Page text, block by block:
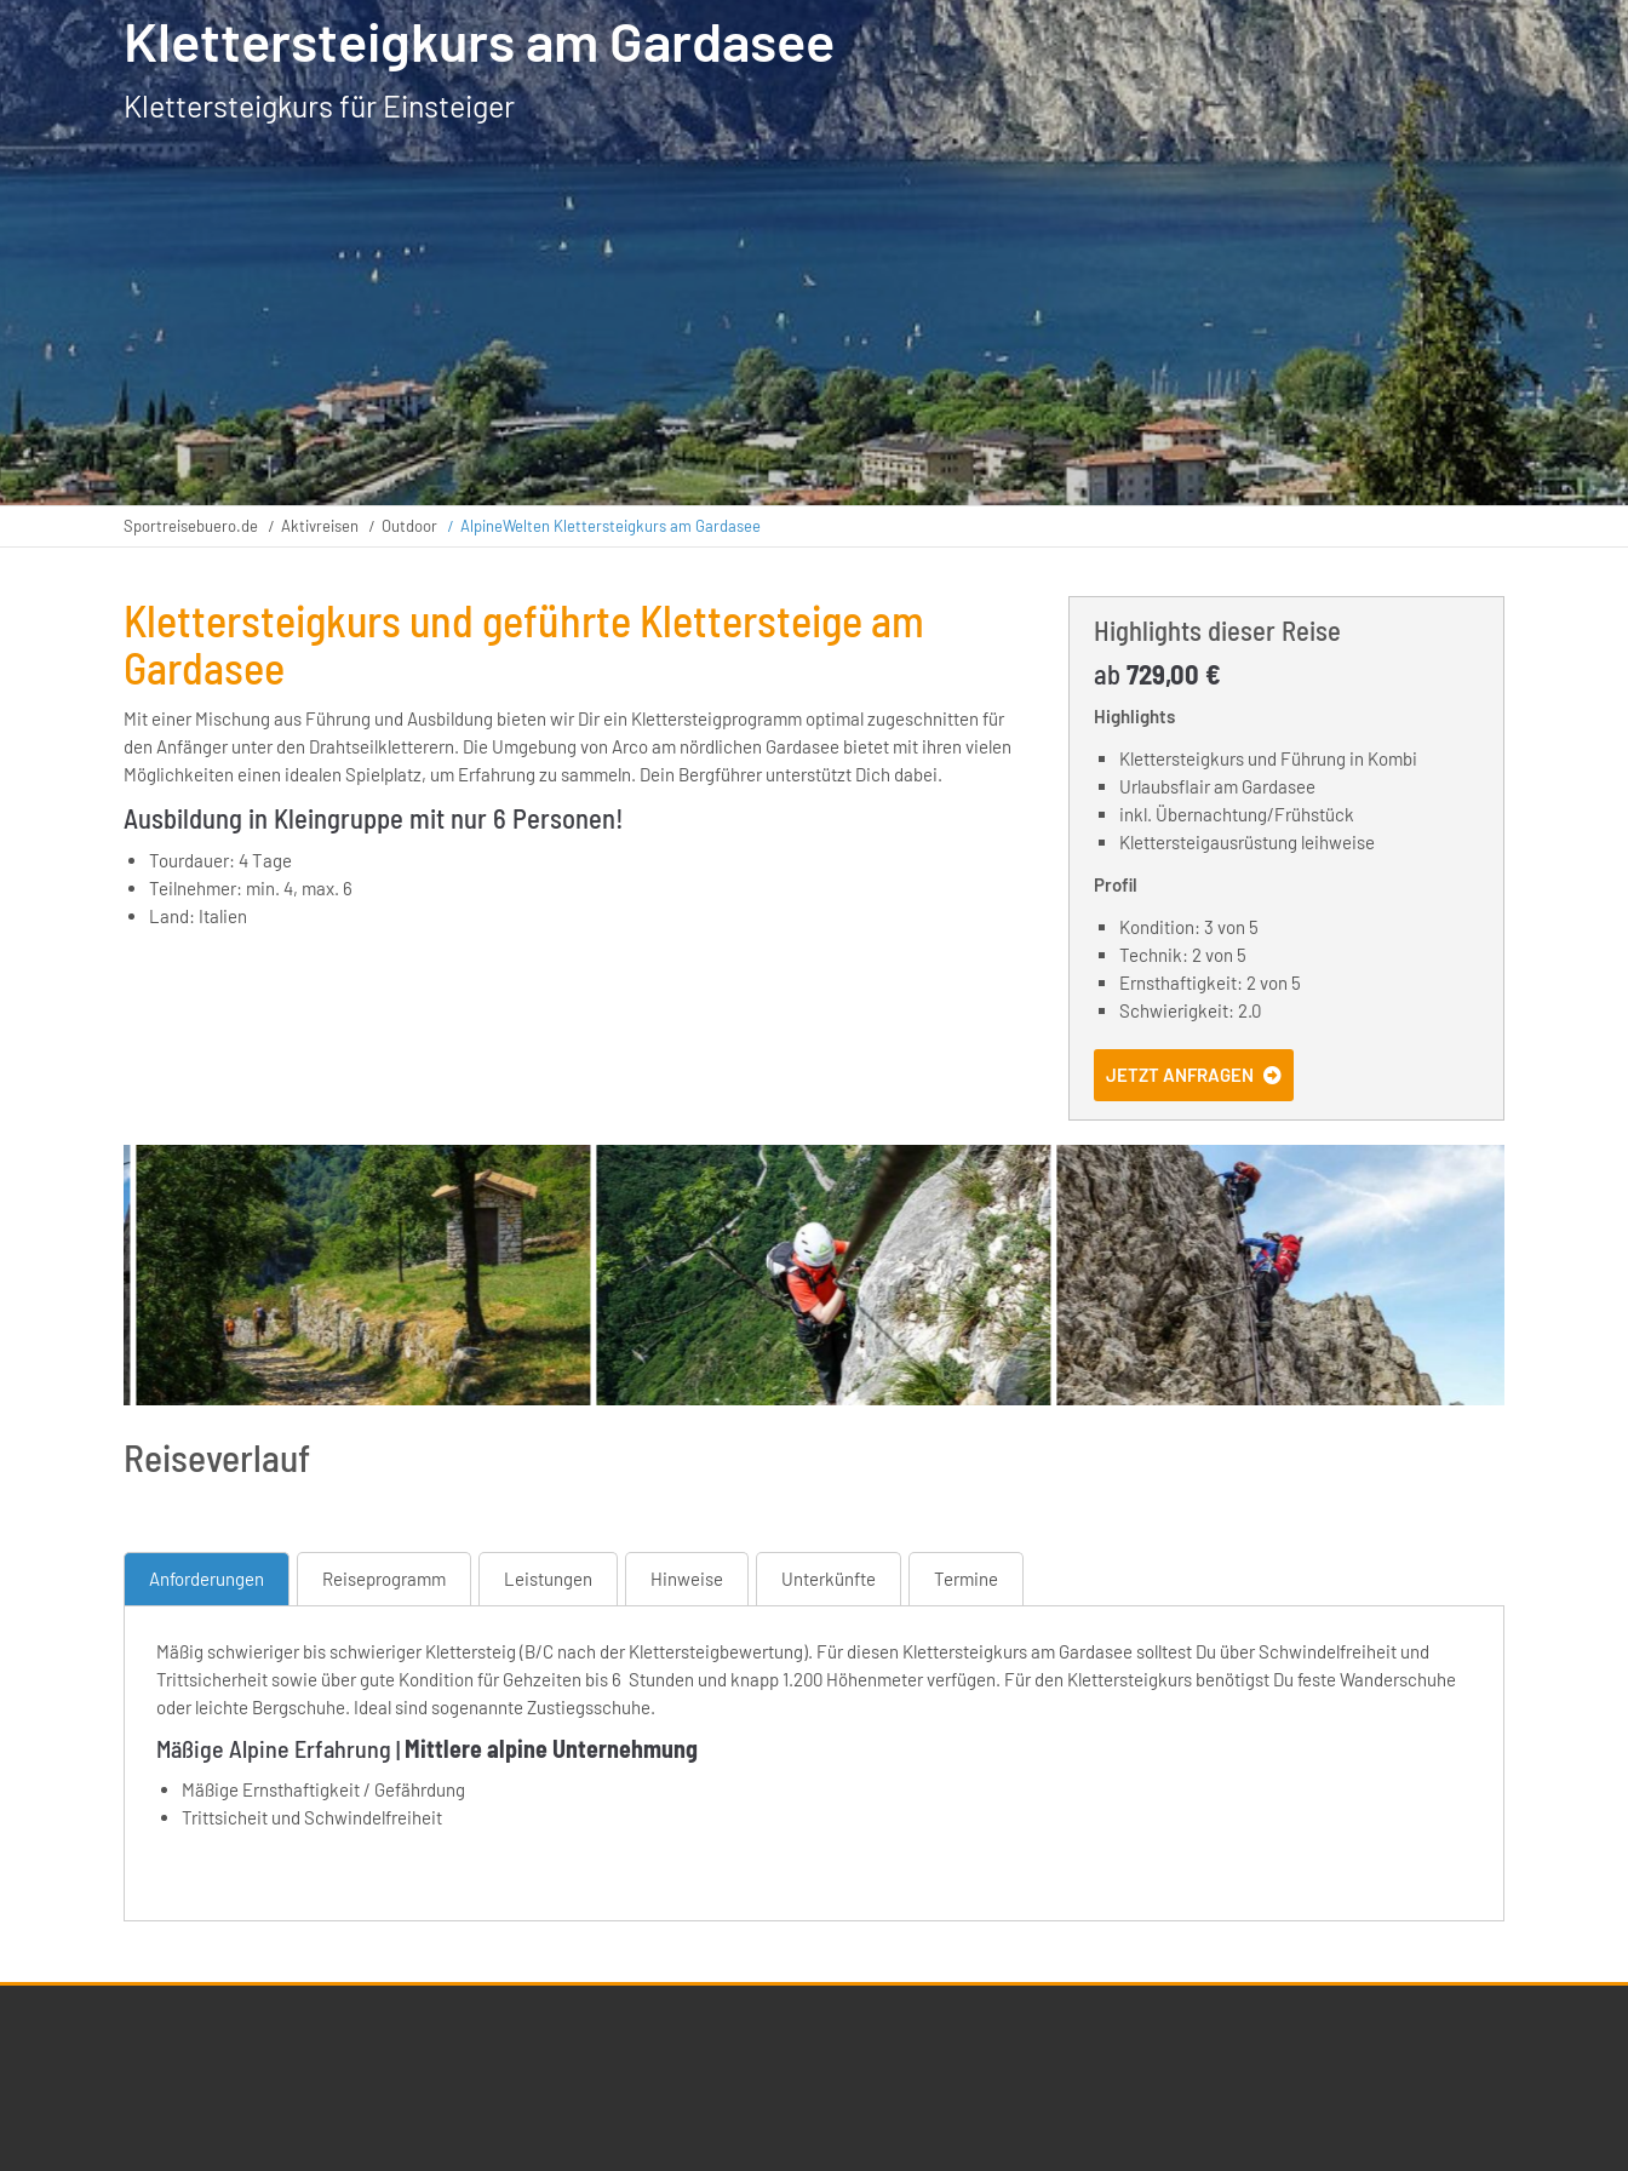
Klettersteigkurs am Gardasee
Klettersteigkurs für Einsteiger
Sportreisebuero.de Aktivreisen Outdoor AlpineWelten Klettersteigkurs am Gardasee
Klettersteigkurs und geführte Klettersteige am
Gardasee
Mit einer Mischung aus Führung und Ausbildung bieten wir Dir ein Klettersteigprogramm optimal zugeschnitten für
den Anfänger unter den Drahtseilkletterern. Die Umgebung von Arco am nördlichen Gardasee bietet mit ihren vielen
Möglichkeiten einen idealen Spielplatz, um Erfahrung zu sammeln. Dein Bergführer unterstützt Dich dabei.
Ausbildung in Kleingruppe mit nur 6 Personen!
Tourdauer: 4 Tage
Teilnehmer: min. 4, max. 6
Land: Italien
Highlights dieser Reise
ab 729,00 €
Highlights
Klettersteigkurs und Führung in Kombi
Urlaubsflair am Gardasee
inkl. Übernachtung/Frühstück
Klettersteigausrüstung leihweise
Profil
Kondition: 3 von 5
Technik: 2 von 5
Ernsthaftigkeit: 2 von 5
Schwierigkeit: 2.0
JETZT ANFRAGEN
Reiseverlauf
Anforderungen Reiseprogramm Leistungen Hinweise Unterkünfte Termine
Mäßig schwieriger bis schwieriger Klettersteig (B/C nach der Klettersteigbewertung). Für diesen Klettersteigkurs am Gardasee solltest Du über Schwindelfreiheit und
Trittsicherheit sowie über gute Kondition für Gehzeiten bis 6 Stunden und knapp 1.200 Höhenmeter verfügen. Für den Klettersteigkurs benötigst Du feste Wanderschuhe
oder leichte Bergschuhe. Ideal sind sogenannte Zustiegsschuhe.
Mäßige Alpine Erfahrung | Mittlere alpine Unternehmung
Mäßige Ernsthaftigkeit / Gefährdung
Trittsicheit und Schwindelfreiheit